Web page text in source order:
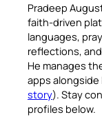
Pradeep
faith-driven
languages,
reflections,
He manages
apps
story). Stay
profiles below.